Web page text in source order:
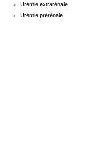
Urémie extrarénale
Urémie prérénale